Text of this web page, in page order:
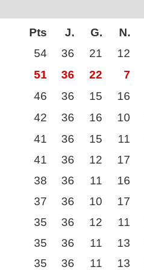
Pts J. G. N.
54 36 21 12
51 36 22 7
46 36 15 16
42 36 16 10
41 36 15 11
41 36 12 17
38 36 11 16
37 36 10 17
35 36 12 11
35 36 11 13
35 36 11 13